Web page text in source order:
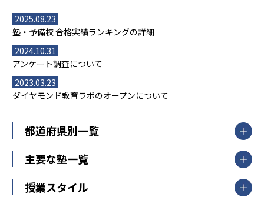
2025.08.23
塾・予備校 合格実績ランキングの詳細
2024.10.31
アンケート調査について
2023.03.23
ダイヤモンド教育ラボのオープンについて
都道府県別一覧
北海道・東北
山形県
福島県
主要な塾一覧
【掲載塾一覧を見る】
授業スタイル